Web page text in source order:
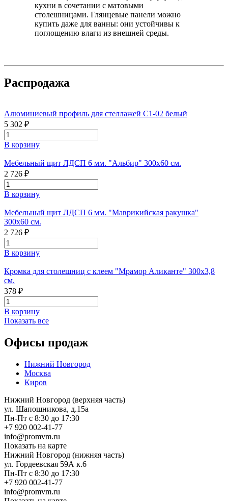
кухни в сочетании с матовыми
столешницами. Глянцевые панели можно
купить даже для ванны: они устойчивы к
поглощению влаги из внешней среды.
Распродажа
Алюминиевый профиль для стеллажей С1-02 белый
5 302 ₽
В корзину
Мебельный щит ЛДСП 6 мм. "Альбир" 300х60 см.
2 726 ₽
В корзину
Мебельный щит ЛДСП 6 мм. "Маврикийская ракушка"
300х60 см.
2 726 ₽
В корзину
Кромка для столешниц с клеем "Мрамор Аликанте" 300х3,8
см.
378 ₽
В корзину
Показать все
Офисы продаж
Нижний Новгород
Москва
Киров
Нижний Новгород (верхняя часть)
ул. Шапошникова, д.15а
Пн-Пт с 8:30 до 17:30
+7 920 002-41-77
info@promvm.ru
Показать на карте
Нижний Новгород (нижняя часть)
ул. Гордеевская 59А к.6
Пн-Пт с 8:30 до 17:30
+7 920 002-41-77
info@promvm.ru